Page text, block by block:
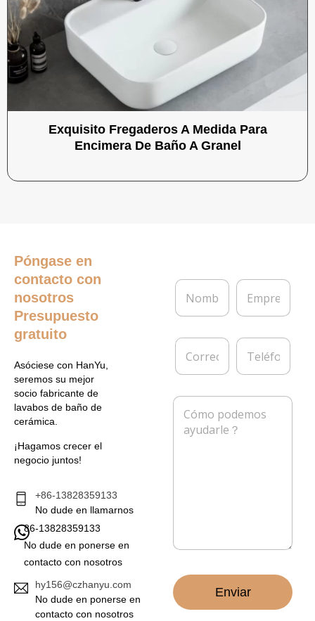
Exquisito Fregaderos A Medida Para
Encimera De Baño A Granel
Póngase en
contacto con
nosotros
Presupuesto
gratuito
Asóciese con HanYu,
seremos su mejor
socio fabricante de
lavabos de baño de
cerámica.
¡Hagamos crecer el
negocio juntos!
+86-13828359133
No dude en llamarnos
86-13828359133
No dude en ponerse en
contacto con nosotros
hy156@czhanyu.com
No dude en ponerse en
contacto con nosotros
N
m
r
E
p
e
C
r
e
c
T
l
f
o
n
M
Enviar